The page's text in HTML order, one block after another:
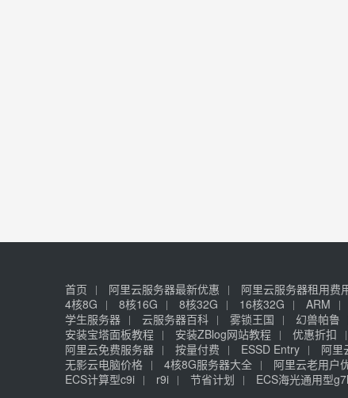
首页 阿里云服务器最新优惠 阿里云服务器租用费
4核8G
8核16G 8核32G 16核32G ARM
学生服务器
云服务器百科 雾锁王国 幻兽帕鲁
安装宝塔面板教程
安装ZBlog网站教程 优惠折扣
阿里云免费服务器
按量付费 ESSD Entry 阿里
无影云电脑价格
4核8G服务器大全 阿里云老用户
ECS计算型c9i
r9i 节省计划 ECS海光通用型